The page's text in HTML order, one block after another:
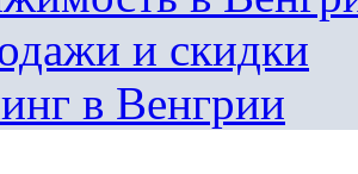
и скидки
в Венгрии